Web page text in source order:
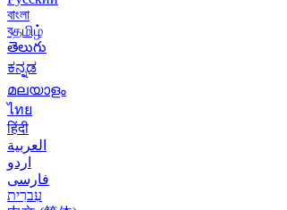
বাংলা
বதமிழ்
తెలుగు
ಕನ್ನಡ
മലയാളം
ไทย
हिंदी
العربية
اردو
فارسی
עִברִית